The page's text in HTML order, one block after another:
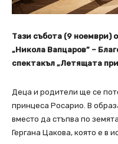
Тази събота (9 ноември)
„Никола Вапцаров” –
спектакъл „Летящата
Деца и родители ще се
принцеса Росарио. В
вместо да стъпва по
Гергана Цакова, която е в